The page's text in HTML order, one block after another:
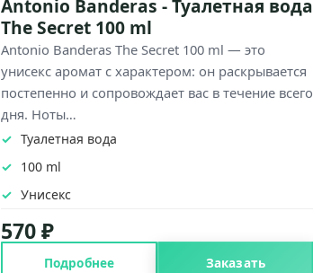
Antonio Banderas - Туалетная вода
The Secret 100 ml
Antonio Banderas The Secret 100 ml — это
унисекс аромат с характером: он раскрывается
постепенно и сопровождает вас в течение всего
дня. Ноты…
Туалетная вода
100 ml
Унисекс
570 ₽
Подробнее Заказать